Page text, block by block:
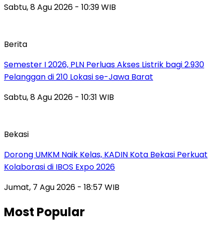
Sabtu, 8 Agu 2026 - 10:39 WIB
Berita
Semester I 2026, PLN Perluas Akses Listrik bagi 2.930
Pelanggan di 210 Lokasi se-Jawa Barat
Sabtu, 8 Agu 2026 - 10:31 WIB
Bekasi
Dorong UMKM Naik Kelas, KADIN Kota Bekasi Perkuat
Kolaborasi di IBOS Expo 2026
Jumat, 7 Agu 2026 - 18:57 WIB
Most Popular